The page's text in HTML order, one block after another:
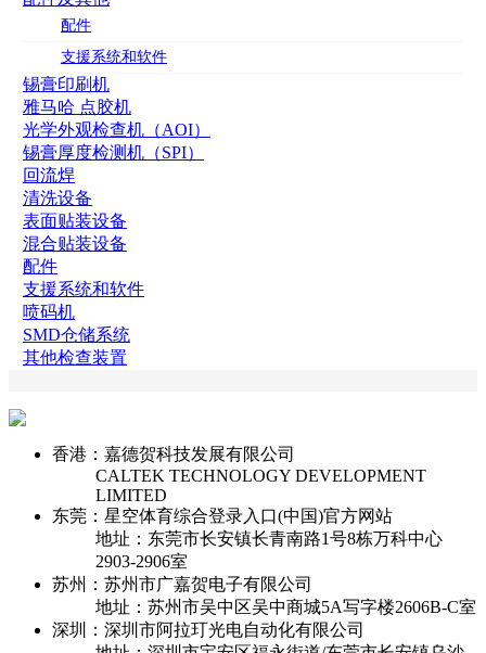
配件
支援系统和软件
锡膏印刷机
雅马哈 点胶机
光学外观检查机（AOI）
锡膏厚度检测机（SPI）
回流焊
清洗设备
表面贴装设备
混合贴装设备
配件
支援系统和软件
喷码机
SMD仓储系统
其他检查装置
香港：嘉德贺科技发展有限公司
CALTEK TECHNOLOGY DEVELOPMENT
LIMITED
东莞：星空体育综合登录入口(中国)官方网站
地址：东莞市长安镇长青南路1号8栋万科中心
2903-2906室
苏州：苏州市广嘉贺电子有限公司
地址：苏州市吴中区吴中商城5A写字楼2606B-C室
深圳：深圳市阿拉玎光电自动化有限公司